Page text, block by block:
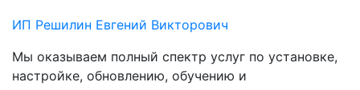
ИП Решилин Евгений Викторович
Мы оказываем полный спектр услуг по установке,
настройке, обновлению, обучению и